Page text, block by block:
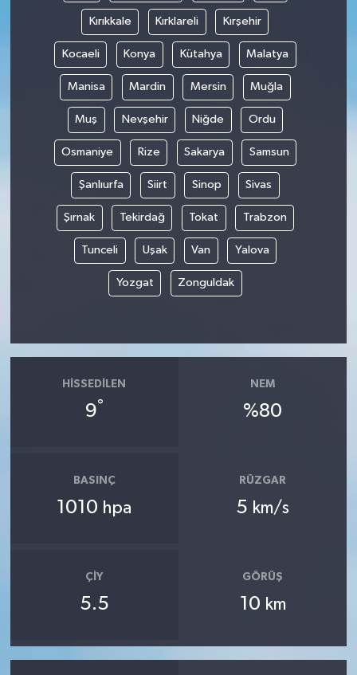
Kırıkkale Kırklareli Kırşehir
Kocaeli Konya Kütahya Malatya
Manisa Mardin Mersin Muğla
Muş Nevşehir Niğde Ordu
Osmaniye Rize Sakarya Samsun
Şanlıurfa Siirt Sinop Sivas
Şırnak Tekirdağ Tokat Trabzon
Tunceli Uşak Van Yalova
Yozgat Zonguldak
HISSEDILEN
9°
NEM
%80
BASINÇ
1010 hpa
RÜZGAR
5 km/s
ÇIY
5.5
GÖRÜŞ
10 km